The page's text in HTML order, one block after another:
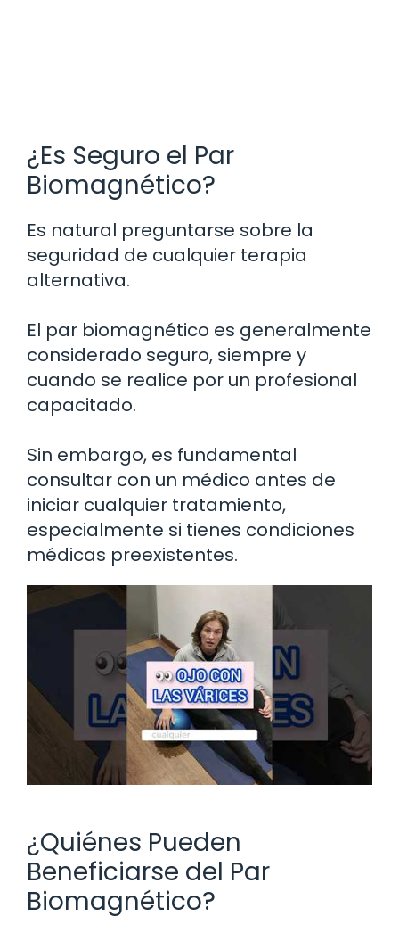
¿Es Seguro el Par
Biomagnético?
Es natural preguntarse sobre la
seguridad de cualquier terapia
alternativa.
El par biomagnético es generalmente
considerado seguro, siempre y
cuando se realice por un profesional
capacitado.
Sin embargo, es fundamental
consultar con un médico antes de
iniciar cualquier tratamiento,
especialmente si tienes condiciones
médicas preexistentes.
¿Quiénes Pueden
Beneficiarse del Par
Biomagnético?